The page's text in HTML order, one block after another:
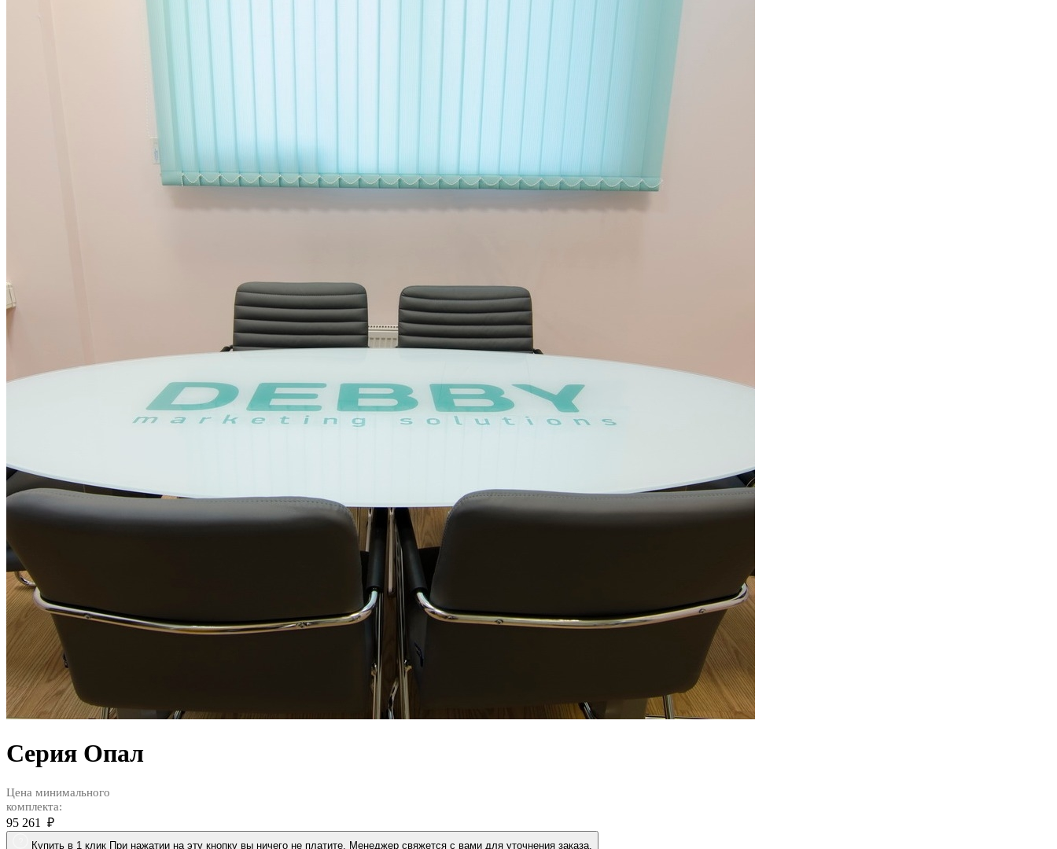
Серия Опал
Цена минимального
комплекта:
95 261 ₽
Купить в 1 клик При нажатии на эту кнопку вы ничего не платите. Менеджер свяжется с вами для уточнения заказа.